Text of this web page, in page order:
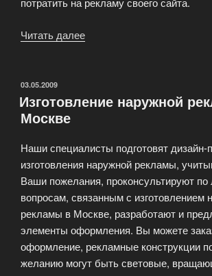
Читать далее
средство
ресурса»
ОПУБЛИКОВАНО
03.05.2009
Изготовление наружной
Москве
Наши специалисты подготовят дизайн-
изготовления наружной рекламы,
Ваши пожелания, проконсультируют
вопросам, связанным с изготовлением
рекламы в Москве, разработают и
элементы оформления. Вы можете
оформление, рекламные конструкции
желанию могут быть световые,